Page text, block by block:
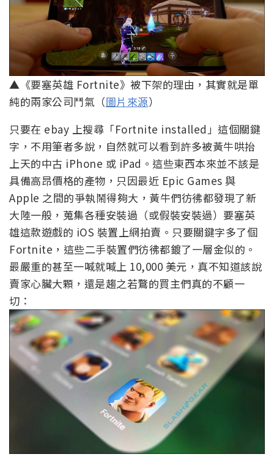
▲《要塞英雄 Fortnite》被下架的理由，其實就是單
純的兩家公司鬥氣（圖片來源）
只要在 ebay 上搜尋「Fortnite installed」這個關鍵
字，不用筆者多說，自然就可以看到許多被黃牛哄抬
上天的中古 iPhone 或 iPad。這些東西本來並不該是
具備高昂價格的產物，只因最近 Epic Games 與
Apple 之間的爭執鬧得夠大，黃牛們彷彿都發現了新
大陸一般，蒐集各種安裝過（或假裝安裝過）要塞英
雄這款遊戲的 iOS 裝置上網拍賣。只要關鍵字多了個
Fortnite，這些二手裝置們彷彿都鍍了一層金似的。
最嚴重的甚至一喊就喊上 10,000 美元，真不知道該說
賣家心臟大顆，還是趨之若鶩的買主們真的不顧一
切：